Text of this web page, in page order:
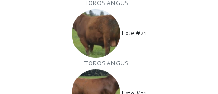
TOROS ANGUS...
Lote #21
TOROS ANGUS...